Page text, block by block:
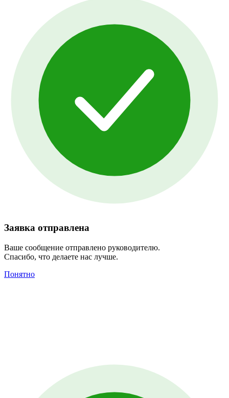
Заявка отправлена
Ваше сообщение отправлено руководителю.
Спасибо, что делаете нас лучше.
Понятно